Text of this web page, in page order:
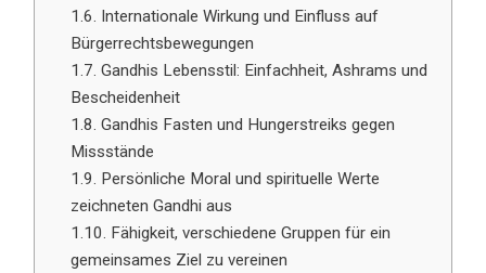
1.6. Internationale Wirkung und Einfluss auf
Bürgerrechtsbewegungen
1.7. Gandhis Lebensstil: Einfachheit, Ashrams und
Bescheidenheit
1.8. Gandhis Fasten und Hungerstreiks gegen
Missstände
1.9. Persönliche Moral und spirituelle Werte
zeichneten Gandhi aus
1.10. Fähigkeit, verschiedene Gruppen für ein
gemeinsames Ziel zu vereinen